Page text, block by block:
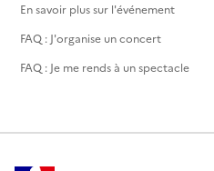
En savoir plus sur l'événement
FAQ : J'organise un concert
FAQ : Je me rends à un spectacle